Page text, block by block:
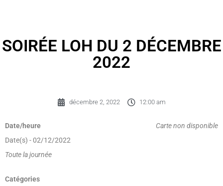
SOIRÉE LOH DU 2 DÉCEMBRE
2022
décembre 2, 2022 12:00 am
Carte non disponible
Date/heure
Date(s) - 02/12/2022
Toute la journée
Catégories